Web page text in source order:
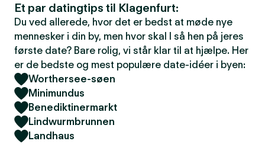
Et par datingtips til Klagenfurt:
Du ved allerede, hvor det er bedst at møde nye
mennesker i din by, men hvor skal I så hen på jeres
første date? Bare rolig, vi står klar til at hjælpe. Her
er de bedste og mest populære date-idéer i byen:
Worthersee-søen
Minimundus
Benediktinermarkt
Lindwurmbrunnen
Landhaus